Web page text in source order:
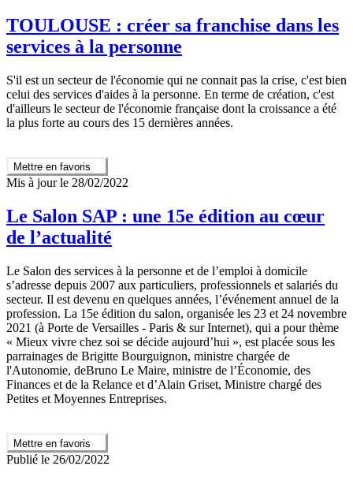
TOULOUSE : créer sa franchise dans les
services à la personne
S'il est un secteur de l'économie qui ne connait pas la crise, c'est bien
celui des services d'aides à la personne. En terme de création, c'est
d'ailleurs le secteur de l'économie française dont la croissance a été
la plus forte au cours des 15 dernières années.
Mettre en favoris
Mis à jour le 28/02/2022
Le Salon SAP : une 15e édition au cœur
de l’actualité
Le Salon des services à la personne et de l’emploi à domicile
s’adresse depuis 2007 aux particuliers, professionnels et salariés du
secteur. Il est devenu en quelques années, l’événement annuel de la
profession. La 15e édition du salon, organisée les 23 et 24 novembre
2021 (à Porte de Versailles - Paris & sur Internet), qui a pour thème
« Mieux vivre chez soi se décide aujourd’hui », est placée sous les
parrainages de Brigitte Bourguignon, ministre chargée de
l'Autonomie, deBruno Le Maire, ministre de l’Économie, des
Finances et de la Relance et d’Alain Griset, Ministre chargé des
Petites et Moyennes Entreprises.
Mettre en favoris
Publié le 26/02/2022